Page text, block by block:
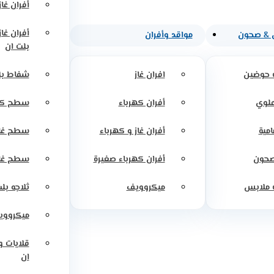
& صحون
حوضين
ملابس
مواقد وأفران
افران غاز
أفران كهرباء
أفران غاز و كهرباء
أفران كهرباء صغيرة
ميكروويف
أفران
أفران
بلت ان
شفاط
سطح
سطح
سطح
ثلاجه
ان